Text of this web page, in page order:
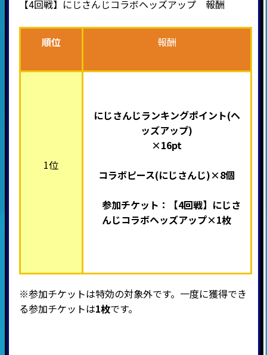
【4回戦】 にじさんじコラボヘッズアップ 報酬
順位 報酬
1位
にじさんじランキングポイント(ヘ
ッズアップ)
×16pt
コラボピース(にじさんじ)×8個
参加チケット：【4回戦】 にじさ
んじコラボヘッズアップ×1枚
※参加チケットは特効の対象外です。一度に獲得でき
る参加チケットは1枚です。